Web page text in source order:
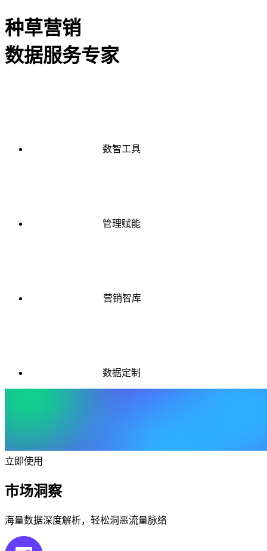
种草营销
数据服务专家
数智工具
管理赋能
营销智库
数据定制
立即使用
市场洞察
海量数据深度解析，轻松洞恶流量脉络